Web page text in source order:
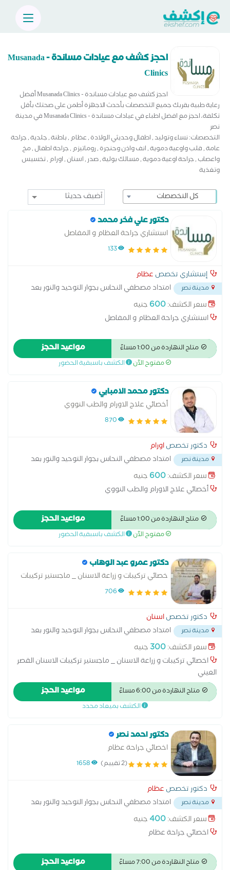
احجز كشف مع عيادات مساندة - Musanada
Clinics
احجز كشف مع عيادات مساندة - Musanada Clinics أفضل
رعاية طبية بقربك جميع التخصصات بأحدث الاجهزة أطمن على صحتك بأقل
تكلفة، احجز مع افضل اطباء في عيادات مساندة - Musanada Clinics في مدينة
نصر
التخصصات: نساء وتوليد , اطفال وحديثي الولادة , عظام , باطنة , جلدية , جراحة
عامة , قلب واوعية دموية , انف واذن وحنجرة , روماتيزم , جراحة اطفال , مخ
واعصاب , جراحة اوعية دموية , مسالك بولية , صدر , اسنان , اورام , تخسيس
وتغذية
كل التخصصات
دكتور علي فخر محمد
استشاري جراحة العظام و المفاصل
133
إستشاري تخصص عظام
مدينة نصر
امتداد مصطفي النحاس بجوار التوحيد والنور بعد
مدرسه المنهل...
سعر الكشف:600 جنيه
استشاري جراحة العظام و المفاصل
متاح النهاردة من 1:00 مساءً مواعيد الحجز
مفتوح الآن الكشف باسبقية الحضور
دكتور محمد الامبابي
أخصائي علاج الاورام والطب النووي
870
دكتور تخصصاورام
مدينة نصر
امتداد مصطفي النحاس بجوار التوحيد والنور بعد
مدرسه المنهل...
سعر الكشف:600 جنيه
أخصائي علاج الاورام والطب النووي
متاح النهاردة من 1:00 مساءً مواعيد الحجز
مفتوح الآن الكشف باسبقية الحضور
دكتور عمرو عبد الوهاب
خصائي تركيبات و زراعة الاسنان _ ماجستير تركيبات
الاسنان القصر العيني
706
دكتور تخصصاسنان
مدينة نصر
امتداد مصطفي النحاس بجوار التوحيد والنور بعد
مدرسه المنهل...
سعر الكشف:300 جنيه
اخصائي تركيبات و زراعة الاسنان _ ماجستير تركيبات الاسنان القصر
العيني
متاح النهاردة من 6:00 مساءً مواعيد الحجز
الكشف بميعاد محدد
دكتور احمد نصر
اخصائي جراحة عظام
(2 تقييم) 1658
دكتور تخصص عظام
مدينة نصر
امتداد مصطفي النحاس بجوار التوحيد والنور بعد
مدرسه المنهل...
سعر الكشف:400جنيه
اخصائي جراحة عظام
متاح النهاردة من 7:00 مساءً مواعيد الحجز